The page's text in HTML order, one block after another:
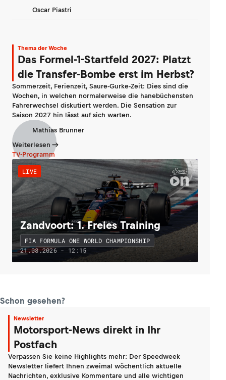
Oscar Piastri
Thema der Woche
Das Formel-1-Startfeld 2027: Platzt
die Transfer-Bombe erst im Herbst?
Sommerzeit, Ferienzeit, Saure-Gurke-Zeit: Dies sind die
Wochen, in welchen normalerweise die hanebüchensten
Fahrerwechsel diskutiert werden. Die Sensation zur
Saison 2027 hin lässt auf sich warten.
Mathias Brunner
Weiterlesen
TV-Programm
LIVE
Zandvoort: 1. Freies Training
FIA FORMULA ONE WORLD CHAMPIONSHIP
21.08.2026 - 12:15
Schon gesehen?
Newsletter
Motorsport-News direkt in Ihr
Postfach
Verpassen Sie keine Highlights mehr: Der Speedweek
Newsletter liefert Ihnen zweimal wöchentlich aktuelle
Nachrichten, exklusive Kommentare und alle wichtigen